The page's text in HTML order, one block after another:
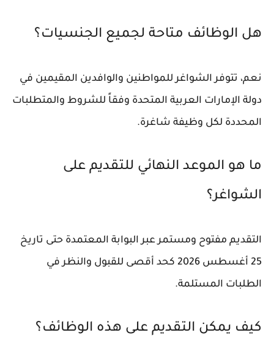
هل الوظائف متاحة لجميع الجنسيات؟
نعم، تتوفر الشواغر للمواطنين والوافدين المقيمين في
دولة الإمارات العربية المتحدة وفقاً للشروط والمتطلبات
المحددة لكل وظيفة شاغرة.
ما هو الموعد النهائي للتقديم على
الشواغر؟
التقديم مفتوح ومستمر عبر البوابة المعتمدة حتى تاريخ
25 أغسطس 2026 كحد أقصى للقبول والنظر في
الطلبات المستلمة.
كيف يمكن التقديم على هذه الوظائف؟